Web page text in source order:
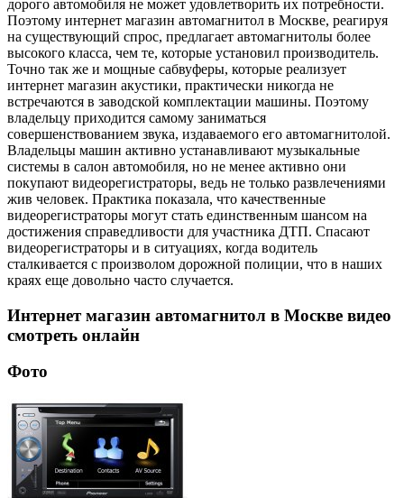
дорого автомобиля не может удовлетворить их потребности.
Поэтому интернет магазин автомагнитол в Москве, реагируя
на существующий спрос, предлагает автомагнитолы более
высокого класса, чем те, которые установил производитель.
Точно так же и мощные сабвуферы, которые реализует
интернет магазин акустики, практически никогда не
встречаются в заводской комплектации машины. Поэтому
владельцу приходится самому заниматься
совершенствованием звука, издаваемого его автомагнитолой.
Владельцы машин активно устанавливают музыкальные
системы в салон автомобиля, но не менее активно они
покупают видеорегистраторы, ведь не только развлечениями
жив человек. Практика показала, что качественные
видеорегистраторы могут стать единственным шансом на
достижения справедливости для участника ДТП. Спасают
видеорегистраторы и в ситуациях, когда водитель
сталкивается с произволом дорожной полиции, что в наших
краях еще довольно часто случается.
Интернет магазин автомагнитол в Москве видео
смотреть онлайн
Фото